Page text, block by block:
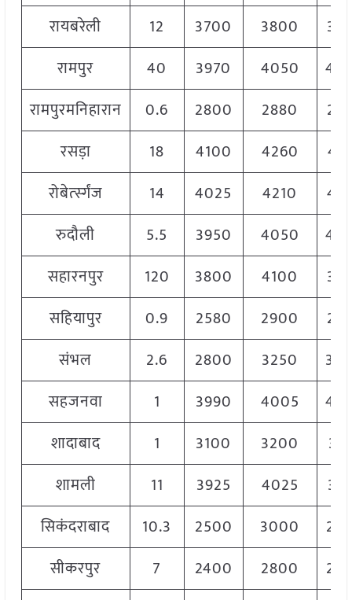
रायबरेली
12 3700 3800
रामपुर
40 3970 4050
रामपुरमनिहारान
0.6 2800 2880
रसड़ा
18 4100 4260
रोबेर्त्स्गंज
14 4025 4210
रुदौली
5.5 3950 4050
सहारनपुर
120 3800 4100
सहियापुर
0.9 2580 2900
संभल
2.6 2800 3250
सहजनवा
1 3990 4005
शादाबाद
1 3100 3200
शामली
11 3925 4025
सिकंदराबाद
10.3 2500 3000
सीकरपुर
7 2400 2800